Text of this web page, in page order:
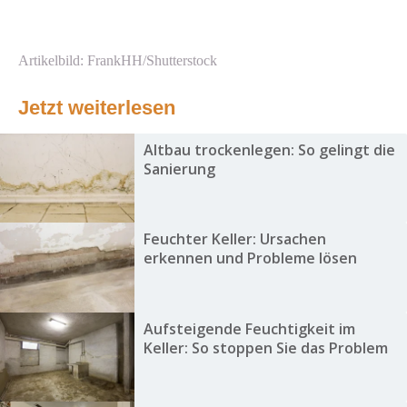
Artikelbild: FrankHH/Shutterstock
Jetzt weiterlesen
Altbau trockenlegen: So gelingt die
Sanierung
Feuchter Keller: Ursachen
erkennen und Probleme lösen
Aufsteigende Feuchtigkeit im
Keller: So stoppen Sie das Problem